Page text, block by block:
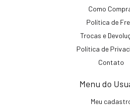
Como
Política de
Trocas e
Política de
Contato
Menu do
Meu